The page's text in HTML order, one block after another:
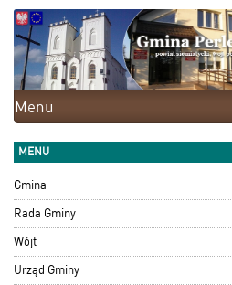
Menu
MENU
Gmina
Rada Gminy
Wójt
Urząd Gminy